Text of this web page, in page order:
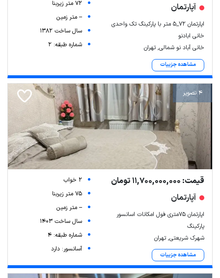
آپارتمان
اپارتمان ۷۲_۵ متر با پارکینگ تک واحدی
خانی ابادنو
خانی آباد نو شمالی, تهران
مشاهده جزییات
72 متر زیربنا
-- متر زمین
سال ساخت 1382
شماره طبقه: 2
4 تصویر
قیمت: 11,700,000,000 تومان
آپارتمان
اپارتمان ۷۵متری فول امکانات اسانسور
پارکینگ
شهرک شریعتی, تهران
مشاهده جزییات
2 خواب
75 متر زیربنا
-- متر زمین
سال ساخت 1403
شماره طبقه: 4
آسانسور: دارد